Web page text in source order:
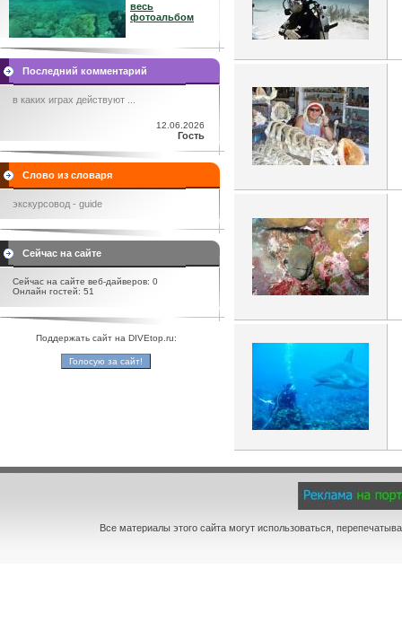
весь
фотоальбом
Последний комментарий
в каких играх действуют ...
12.06.2026
Гость
Слово из словаря
экскурсовод - guide
Сейчас на сайте
Сейчас на сайте веб-дайверов: 0
Онлайн гостей: 51
Поддержать сайт на DIVEtop.ru:
Все материалы этого сайта могут использоваться,